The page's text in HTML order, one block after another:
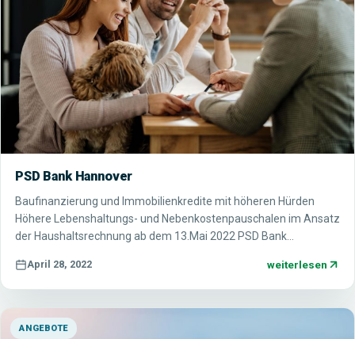
PSD Bank Hannover
Baufinanzierung und Immobilienkredite mit höheren Hürden
Höhere Lebenshaltungs- und Nebenkostenpauschalen im Ansatz
der Haushaltsrechnung ab dem 13.Mai 2022 PSD Bank…
April 28, 2022 weiterlesen
ANGEBOTE